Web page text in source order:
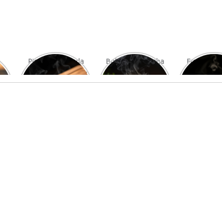
Picanha Grelhada
com Chimichurri
Bolo de Pamonha
na Palha
Frango
com